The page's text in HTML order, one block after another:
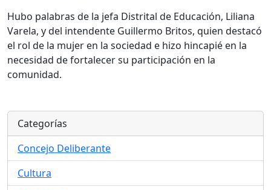
Hubo palabras de la jefa Distrital de Educación, Liliana
Varela, y del intendente Guillermo Britos, quien destacó
el rol de la mujer en la sociedad e hizo hincapié en la
necesidad de fortalecer su participación en la
comunidad.
Categorías
Concejo Deliberante
Cultura